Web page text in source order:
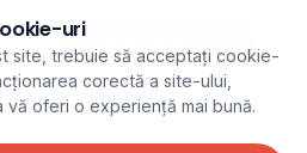
Programare online
uri
site, trebuie să acceptați cookie-
corectă a site-ului,
oferi o experiență mai bună.